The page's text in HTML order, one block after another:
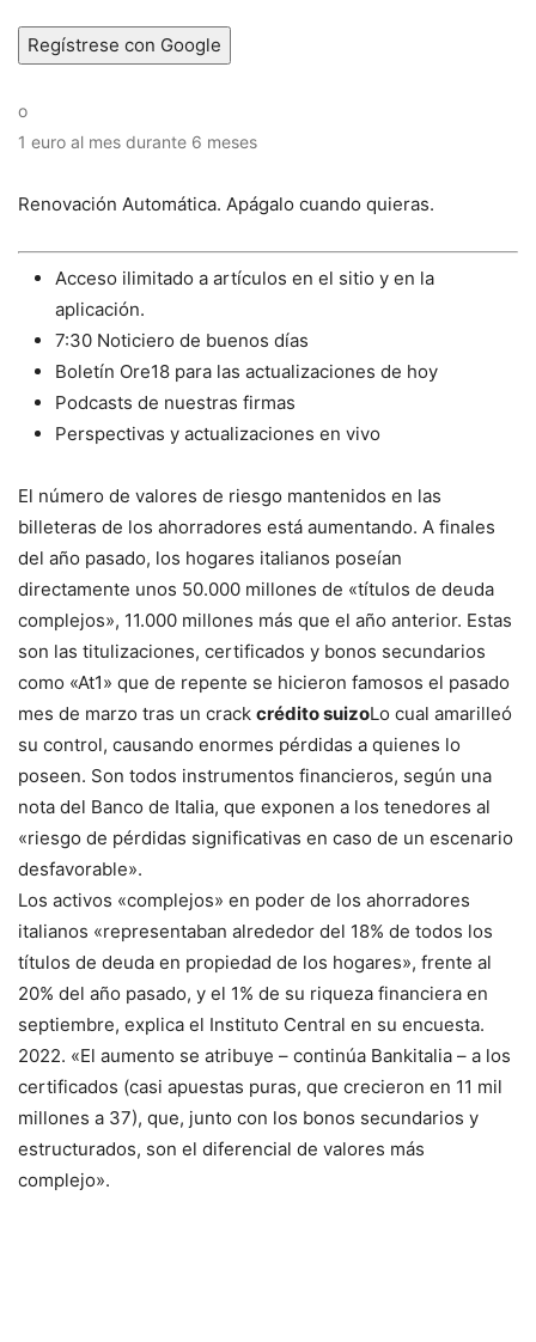
Regístrese con Google
o
1 euro al mes durante 6 meses
Renovación Automática. Apágalo cuando quieras.
Acceso ilimitado a artículos en el sitio y en la
aplicación.
7:30 Noticiero de buenos días
Boletín Ore18 para las actualizaciones de hoy
Podcasts de nuestras firmas
Perspectivas y actualizaciones en vivo
El número de valores de riesgo mantenidos en las
billeteras de los ahorradores está aumentando. A finales
del año pasado, los hogares italianos poseían
directamente unos 50.000 millones de «títulos de deuda
complejos», 11.000 millones más que el año anterior. Estas
son las titulizaciones, certificados y bonos secundarios
como «At1» que de repente se hicieron famosos el pasado
mes de marzo tras un crack crédito suizoLo cual amarilleó
su control, causando enormes pérdidas a quienes lo
poseen. Son todos instrumentos financieros, según una
nota del Banco de Italia, que exponen a los tenedores al
«riesgo de pérdidas significativas en caso de un escenario
desfavorable».
Los activos «complejos» en poder de los ahorradores
italianos «representaban alrededor del 18% de todos los
títulos de deuda en propiedad de los hogares», frente al
20% del año pasado, y el 1% de su riqueza financiera en
septiembre, explica el Instituto Central en su encuesta.
2022. «El aumento se atribuye – continúa Bankitalia – a los
certificados (casi apuestas puras, que crecieron en 11 mil
millones a 37), que, junto con los bonos secundarios y
estructurados, son el diferencial de valores más
complejo».